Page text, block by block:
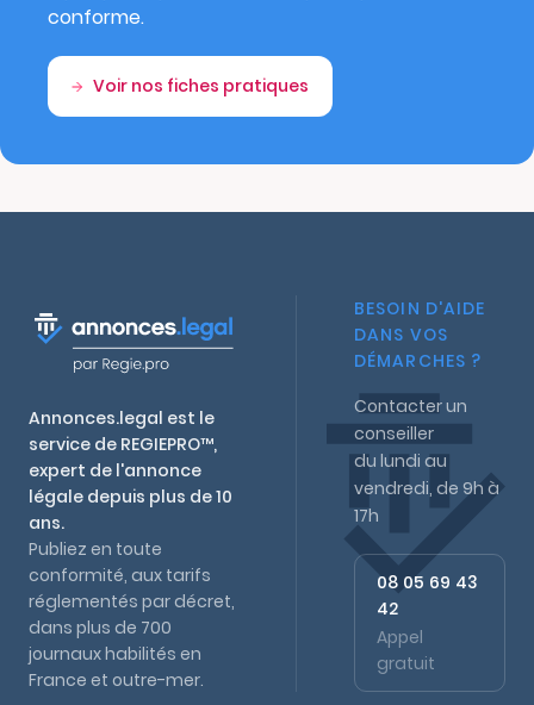
conforme.
Voir nos fiches pratiques
Annonces.legal est le
service de REGIEPRO™,
expert de l'annonce
légale depuis plus de 10
ans.
Publiez en toute
conformité, aux tarifs
réglementés par décret,
dans plus de 700
journaux habilités en
France et outre-mer.
BESOIN D'AIDE
DANS VOS
DÉMARCHES ?
Contacter un
conseiller
du lundi au
vendredi, de 9h à
17h
08 05 69 43
42
Appel
gratuit